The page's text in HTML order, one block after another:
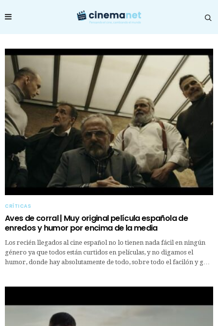
CRÍTICAS
Aves de corral | Muy original película española de
enredos y humor por encima de la media
Los recién llegados al cine español no lo tienen nada fácil en ningún
género ya que todos están curtidos en películas, y no digamos el
humor, donde hay absolutamente de todo, sobre todo el facilón y g…